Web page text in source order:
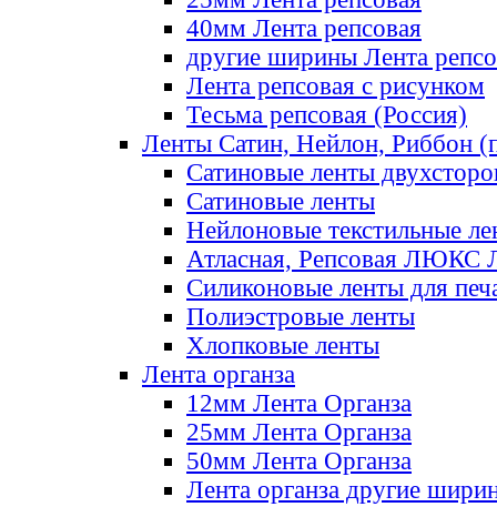
40мм Лента репсовая
другие ширины Лента
Лента репсовая с рисунком
Тесьма репсовая (Россия)
Ленты Сатин, Нейлон, Риббон
Сатиновые ленты
Сатиновые ленты
Нейлоновые текстильные
Атласная, Репсовая ЛЮКС
Силиконовые ленты для
Полиэстровые ленты
Хлопковые ленты
Лента органза
12мм Лента Органза
25мм Лента Органза
50мм Лента Органза
Лента органза другие